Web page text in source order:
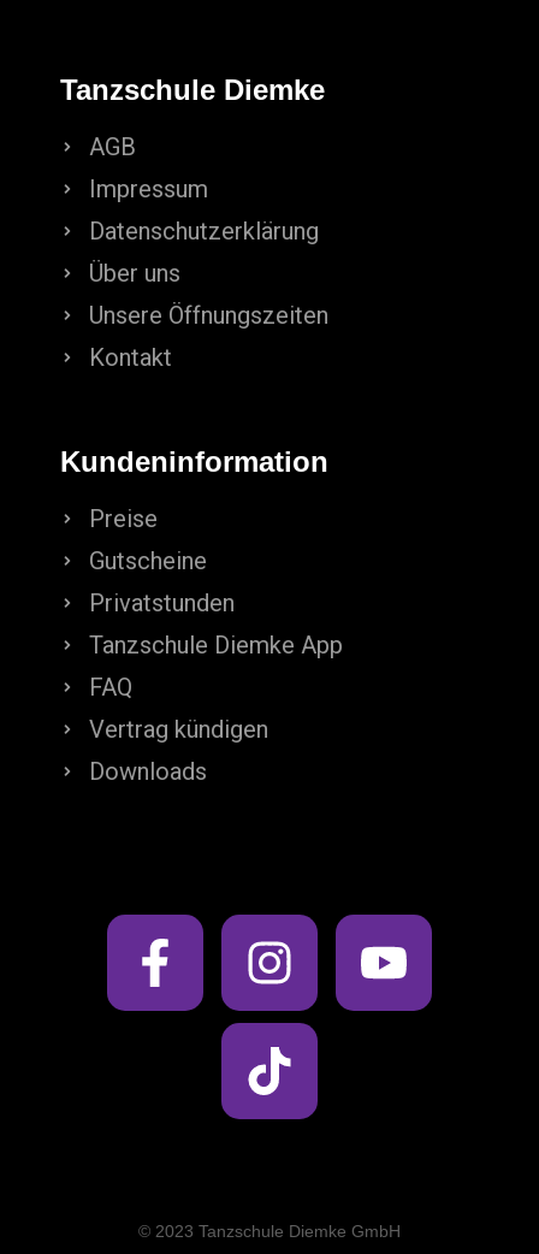
Tanzschule Diemke
AGB
Impressum
Datenschutzerklärung
Über uns
Unsere Öffnungszeiten
Kontakt
Kundeninformation
Preise
Gutscheine
Privatstunden
Tanzschule Diemke App
FAQ
Vertrag kündigen
Downloads
© 2023 Tanzschule Diemke GmbH